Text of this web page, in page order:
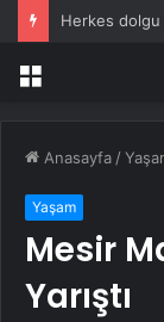
Herkes dolgu
Menü
Anasayfa /
Yaşam
Mesir
Yarıştı